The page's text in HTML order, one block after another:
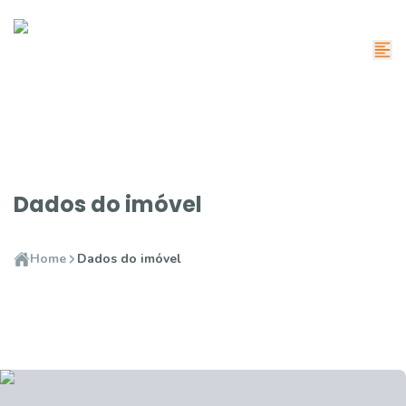
Dados do imóvel
Home Dados do imóvel